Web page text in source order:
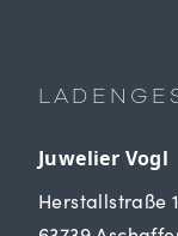
Juwelier Vogl
Herstallstraße